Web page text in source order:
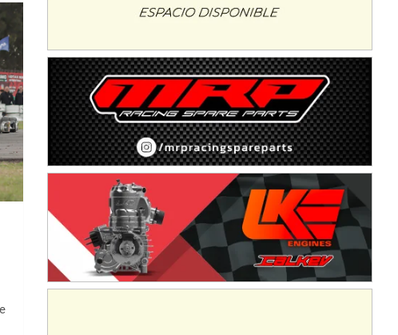
Trenque Lauquen (Buenos Aires)
ENTRERRIANO - F6 (POSTERGADA)
Parque de la Velocidad (Asfalto)
Villaguay (Entre Ríos)
VICTORIENSE - F7
El Cerro (Tierra)
Victoria (Entre Ríos)
PATAGONICO - F6
Moto Club Reginense (Tierra)
Gral. E. Godoy (Río Negro)
CSK - F7
Juventud Unida (Tierra)